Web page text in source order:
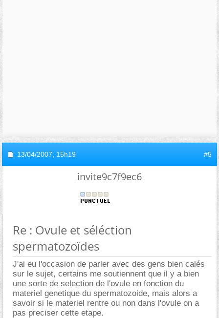
13/04/2007, 15h19 #5
invite9c7f9ec6
Re : Ovule et séléction
spermatozoïdes
J'ai eu l'occasion de parler avec des gens bien calés
sur le sujet, certains me soutiennent que il y a bien
une sorte de selection de l'ovule en fonction du
materiel genetique du spermatozoide, mais alors a
savoir si le materiel rentre ou non dans l'ovule on a
pas preciser cette etape.